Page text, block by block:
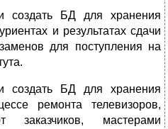
создать БД для хранения
и результатах сдачи
для поступления на
создать БД для хранения
ремонта телевизоров,
заказчиков, мастерами